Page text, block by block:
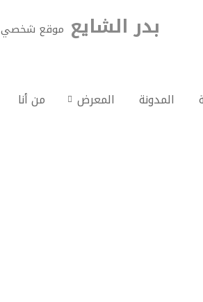
بدر الشايع موقع شخصي
المدونة المعرض من أنا